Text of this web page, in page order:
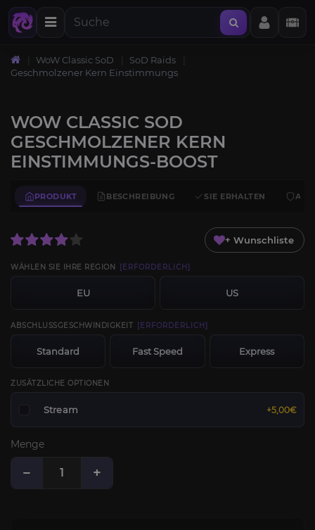
WoW Classic SoD
SoD Raids
Geschmolzener Kern Einstimmungs
WOW CLASSIC SOD
GESCHMOLZENER KERN
EINSTIMMUNGS-BOOST
PRODUKT BESCHREIBUNG SIE ERHALTEN
+ Wunschliste
WÄHLEN SIE IHRE REGION [ERFORDERLICH]
EU US
ABSCHLUSSGESCHWINDIGKEIT [ERFORDERLICH]
Standard Fast Speed Express
ZUSÄTZLICHE OPTIONEN
Stream +5,00€
Menge
− +